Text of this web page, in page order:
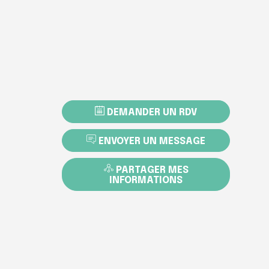
DEMANDER UN RDV
ENVOYER UN MESSAGE
PARTAGER MES
INFORMATIONS